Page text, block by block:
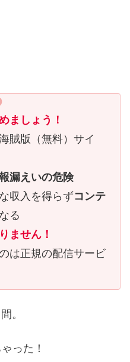
ましょう！
賊版（無料）サイ
漏えいの危険
収入を得らずコンテ
る
ません！
は正規の配信サービ
。
った！